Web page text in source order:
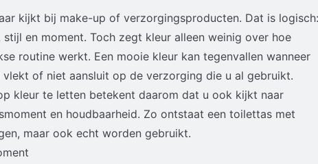
kijkt bij make-up of verzorgingsproducten. Dat is logisch:
en moment. Toch zegt kleur alleen weinig over hoe
routine werkt. Een mooie kleur kan tegenvallen wanneer
of niet aansluit op de verzorging die u al gebruikt.
kleur te letten betekent daarom dat u ook kijkt naar
en houdbaarheid. Zo ontstaat een toilettas met
maar ook echt worden gebruikt.